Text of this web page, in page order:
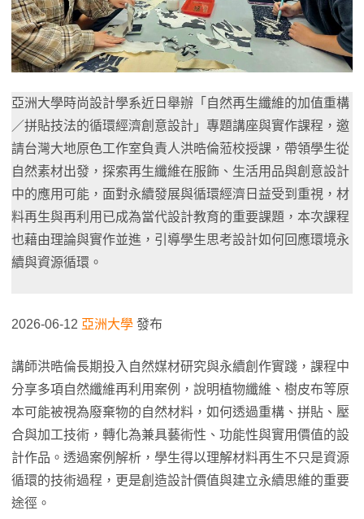
亞洲大學時尚設計學系近日舉辦「自然再生纖維的加值重構
／拼貼技法的循環經濟創意設計」專題講座與實作課程，邀
請台灣大地原色工作室負責人洪晧倫蒞校授課，帶領學生從
自然素材出發，探索再生纖維在服飾、生活用品與創意設計
中的應用可能，面對永續發展與循環經濟日益受到重視，材
料再生與再利用已成為當代設計教育的重要課題，本次課程
也藉由理論與實作並進，引導學生思考設計如何回應環境永
續與資源循環。
2026-06-12 亞洲大學 發布
講師洪晧倫長期投入自然媒材研究與永續創作實踐，課程中
分享多項自然纖維再利用案例，說明植物纖維、樹皮布等原
本可能被視為廢棄物的自然材料，如何透過重構、拼貼、壓
合與加工技術，轉化為兼具藝術性、功能性與實用價值的設
計作品。透過案例解析，學生得以理解材料再生不只是資源
循環的技術過程，更是創造設計價值與建立永續思維的重要
途徑。